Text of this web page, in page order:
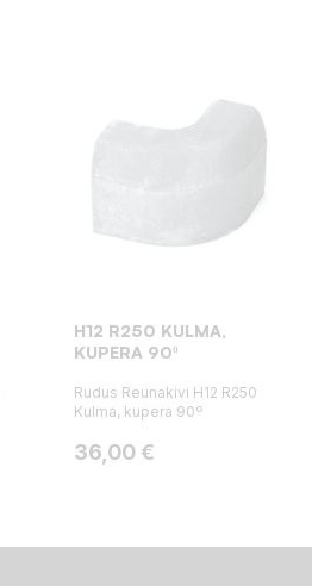
H12 R250 KULMA,
KUPERA 90º
Rudus Reunakivi H12 R250
Kulma, kupera 90º
Hinta
36,00 €